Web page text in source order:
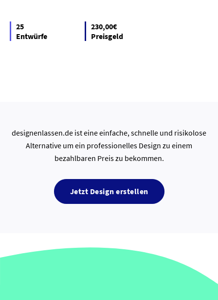
25
Entwürfe
230,00€
Preisgeld
designenlassen.de ist eine einfache, schnelle und risikolose
Alternative um ein professionelles Design zu einem
bezahlbaren Preis zu bekommen.
Jetzt Design erstellen